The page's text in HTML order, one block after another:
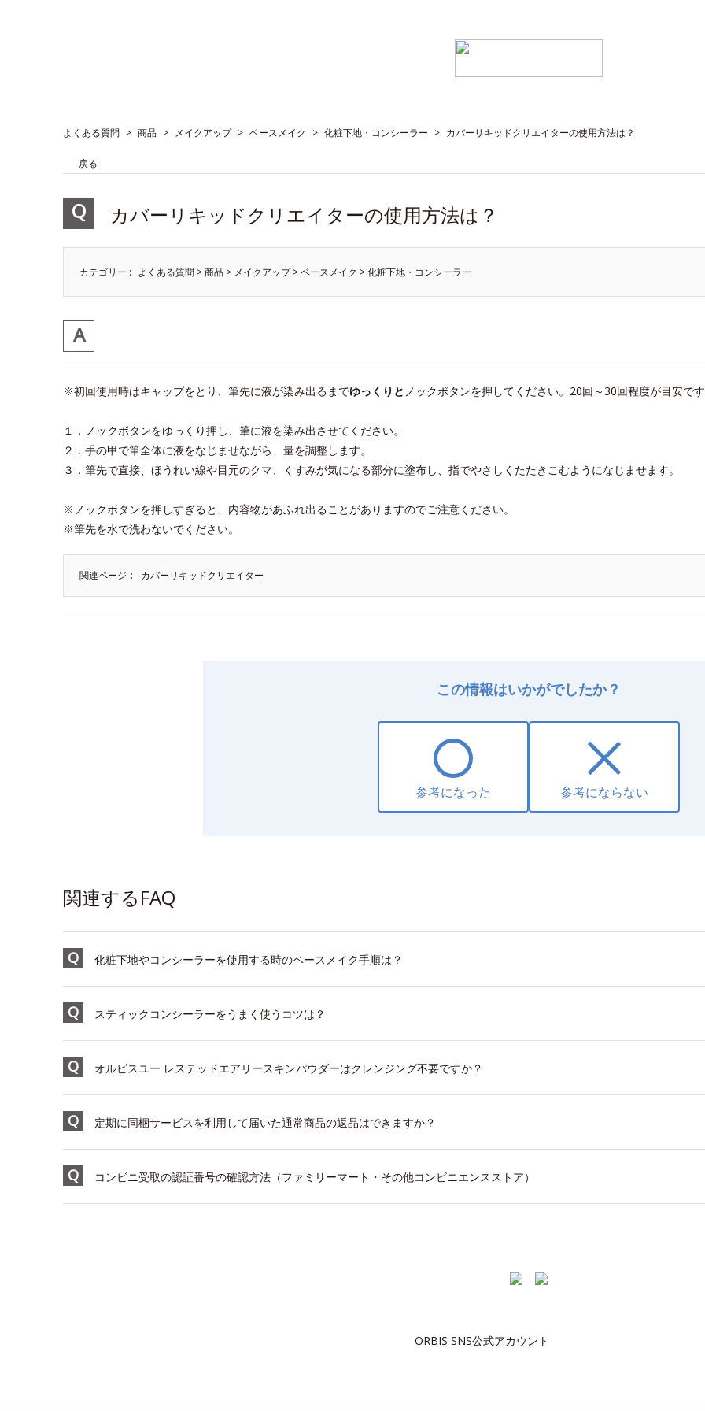
よくある質問 > 商品 > メイクアップ > ベースメイク > 化粧下地・コンシーラー > カバーリキッドクリエイターの使用方法は？
戻る
カバーリキッドクリエイターの使用方法は？
カテゴリー : よくある質問 >商品 > メイクアップ>ベースメイク >化粧下地・コンシーラー
※初回使用時はキャップをとり、筆先に液が染み出るまでゆっくりと ノックボタンを押してください。20回～30回程度が目安で
１．ノックボタンをゆっくり押し、筆に液を染み出させてください。
２．手の甲で筆全体に液をなじませながら、量を調整します。
３．筆先で直接、ほうれい線や目元のクマ、くすみが気になる部分に塗布し、指でやさしくたたきこむようになじませます。
※ノックボタンを押しすぎると、内容物があふれ出ることがありますのでご注意ください。
※筆先を水で洗わないでください。
関連ページ カバーリキッドクリエイター
この情報はいかがでしたか？
参考になった 参考にならない
関連するFAQ
化粧下地やコンシーラーを使用する時のベースメイク手順は？
スティックコンシーラーをうまく使うコツは？
オルビスユー レステッドエアリースキンパウダーはクレンジング不要ですか？
定期に同梱サービスを利用して届いた通常商品の返品はできますか？
コンビニ受取の認証番号の確認方法（ファミリーマート・その他コンビニエンスストア）
ORBIS SNS公式アカウント